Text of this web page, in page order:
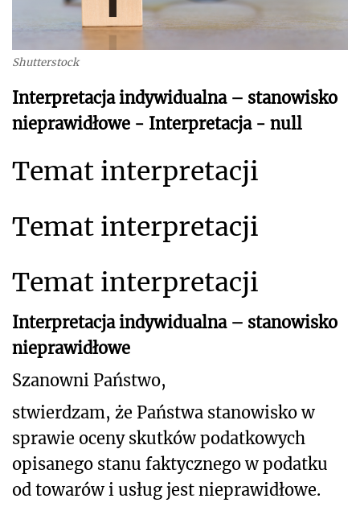
Shutterstock
Interpretacja indywidualna – stanowisko
nieprawidłowe - Interpretacja - null
Temat interpretacji
Temat interpretacji
Temat interpretacji
Interpretacja indywidualna – stanowisko
nieprawidłowe
Szanowni Państwo,
stwierdzam, że Państwa stanowisko w
sprawie oceny skutków podatkowych
opisanego stanu faktycznego w podatku
od towarów i usług jest nieprawidłowe.